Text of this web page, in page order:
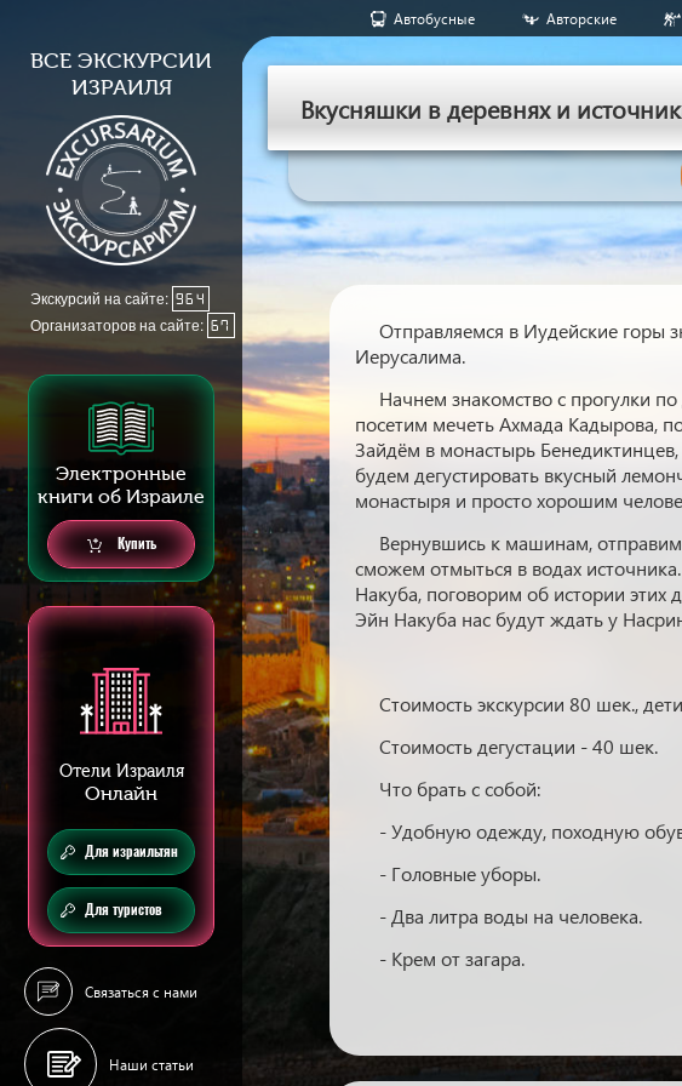
Aвтобусные Авторские
ВСЕ ЭКСКУРСИИ
ИЗРАИЛЯ
Экскурсий на сайте: 964
Организаторов на сайте: 67
Электронные
книги об Израиле
Купить
Отели Израиля
Онлайн
Для израильтян
Для туристов
Связаться с нами
Наши статьи
Вкусняшки в деревнях и
Отправляемся в Иудейские горы
Иерусалима.
Начнем знакомство с прогулки
посетим мечеть Ахмада Кадырова,
Зайдём в монастырь
будем дегустировать вкусный
монастыря и просто хорошим
Вернувшись к машинам,
сможем отмыться в водах
Накуба, поговорим об истории этих
Эйн Накуба нас будут ждать у
Стоимость экскурсии 80 шек.,
Стоимость дегустации - 40 шек.
Что брать с собой:
- Удобную одежду, походную
- Головные уборы.
- Два литра воды на человека.
- Крем от загара.